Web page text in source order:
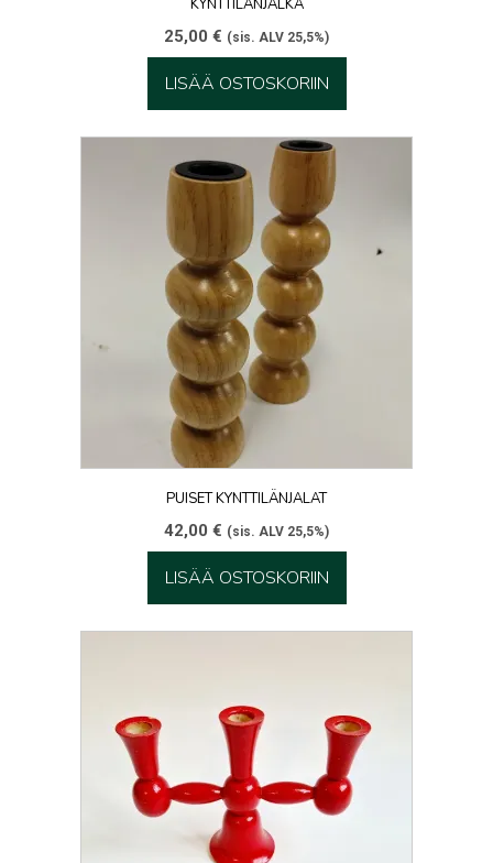
25,00 € (sis. ALV 25,5%)
LISÄÄ OSTOSKORIIN
PUISET KYNTTILÄNJALAT
42,00 € (sis. ALV 25,5%)
LISÄÄ OSTOSKORIIN